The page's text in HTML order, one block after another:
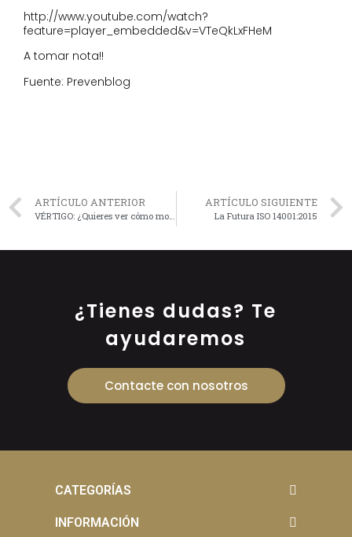
http://www.youtube.com/watch?
feature=player_embedded&v=VTeQkLxFHeM
A tomar nota!!
Fuente: Prevenblog
ARTÍCULO ANTERIOR ARTÍCULO SIGUIENTE
La Futura ISO 14001:2015
¿Tienes dudas? Te
ayudaremos
Contacte con nosotros
CATEGORÍAS
INFORMACIÓN